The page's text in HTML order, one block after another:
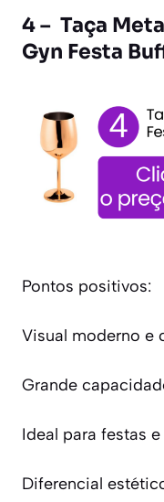
4 – Taça
Gyn Festa
Pontos positivos:
Visual moderno e
Grande
Ideal para festas
Diferencial